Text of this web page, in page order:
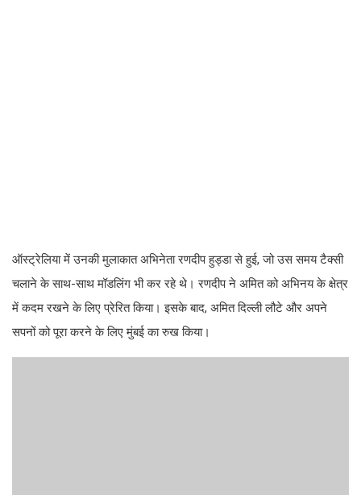
ऑस्ट्रेलिया में उनकी मुलाकात अभिनेता रणदीप हुड्डा से हुई, जो उस समय टैक्सी
चलाने के साथ-साथ मॉडलिंग भी कर रहे थे। रणदीप ने अमित को अभिनय के क्षेत्र
में कदम रखने के लिए प्रेरित किया। इसके बाद, अमित दिल्ली लौटे और अपने
सपनों को पूरा करने के लिए मुंबई का रुख किया।